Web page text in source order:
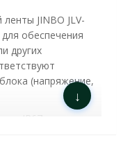
ленты JINBO JLV-
обеспечения
других
(напряжение,
IP67 защищены
↓